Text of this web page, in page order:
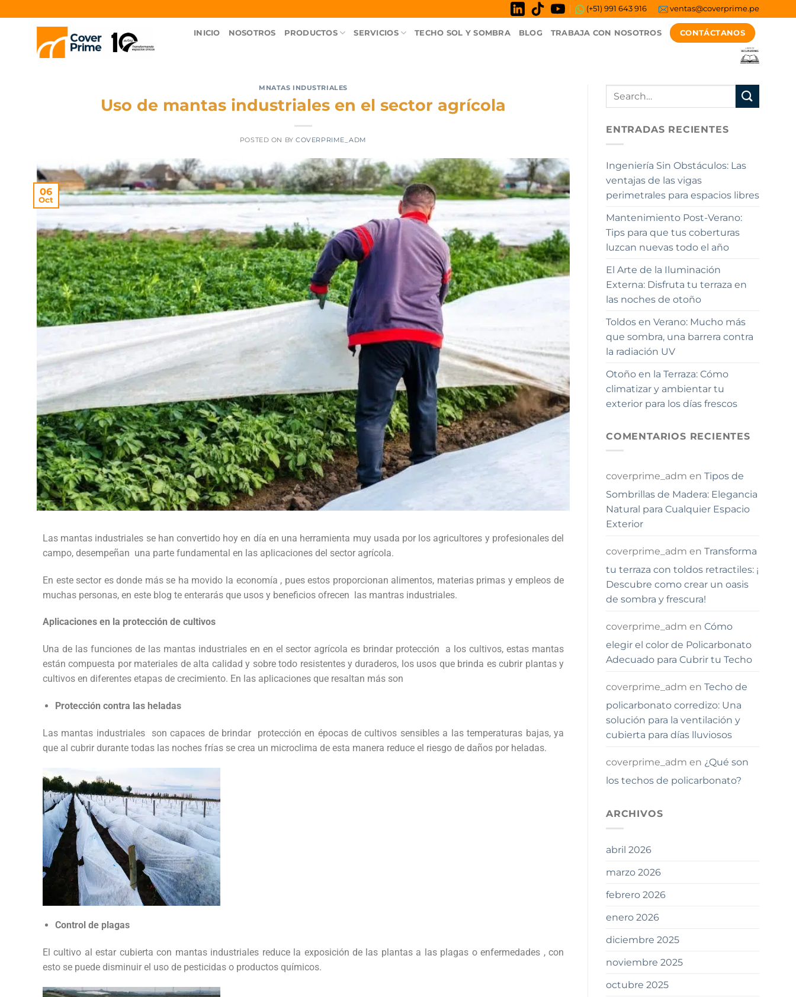
(+51) 991 643 916 ventas@coverprime.pe
INICIO NOSOTROS PRODUCTOS SERVICIOS TECHO SOL Y SOMBRA BLOG TRABAJA CON NOSOTROS CONTÁCTANOS
MNATAS INDUSTRIALES
Uso de mantas industriales en el sector agrícola
POSTED ON BYCOVERPRIME_ADM
06
Oct
Las mantas industriales se han convertido hoy en día en una herramienta muy usada por los agricultores y profesionales del
campo, desempeñan una parte fundamental en las aplicaciones del sector agrícola.
En este sector es donde más se ha movido la economía , pues estos proporcionan alimentos, materias primas y empleos de
muchas personas, en este blog te enterarás que usos y beneficios ofrecen las mantras industriales.
Aplicaciones en la protección de cultivos
Una de las funciones de las mantas industriales en en el sector agrícola es brindar protección a los cultivos, estas mantas
están compuesta por materiales de alta calidad y sobre todo resistentes y duraderos, los usos que brinda es cubrir plantas y
cultivos en diferentes etapas de crecimiento. En las aplicaciones que resaltan más son
Protección contra las heladas
Las mantas industriales son capaces de brindar protección en épocas de cultivos sensibles a las temperaturas bajas, ya
que al cubrir durante todas las noches frías se crea un microclima de esta manera reduce el riesgo de daños por heladas.
Control de plagas
El cultivo al estar cubierta con mantas industriales reduce la exposición de las plantas a las plagas o enfermedades , con
esto se puede disminuir el uso de pesticidas o productos químicos.
ENTRADAS RECIENTES
Ingeniería Sin Obstáculos: Las
ventajas de las vigas
perimetrales para espacios libres
Mantenimiento Post-Verano:
Tips para que tus coberturas
luzcan nuevas todo el año
El Arte de la Iluminación
Externa: Disfruta tu terraza en
las noches de otoño
Toldos en Verano: Mucho más
que sombra, una barrera contra
la radiación UV
Otoño en la Terraza: Cómo
climatizar y ambientar tu
exterior para los días frescos
COMENTARIOS RECIENTES
coverprime_adm en Tipos de
Sombrillas de Madera: Elegancia
Natural para Cualquier Espacio
Exterior
coverprime_adm en Transforma
tu terraza con toldos retractiles: ¡
Descubre como crear un oasis
de sombra y frescura!
coverprime_adm en Cómo
elegir el color de Policarbonato
Adecuado para Cubrir tu Techo
coverprime_adm en Techo de
policarbonato corredizo: Una
solución para la ventilación y
cubierta para días lluviosos
coverprime_adm en ¿Qué son
los techos de policarbonato?
ARCHIVOS
abril 2026
marzo 2026
febrero 2026
enero 2026
diciembre 2025
noviembre 2025
octubre 2025